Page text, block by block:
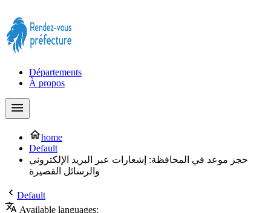
Départements
À propos
home
Default
حجز موعد في المحافظة: إشعارات عبر البريد الإلكتروني
والرسائل القصيرة
Default
Available languages: